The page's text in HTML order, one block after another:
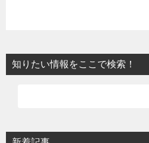
知りたい情報をここで検索！